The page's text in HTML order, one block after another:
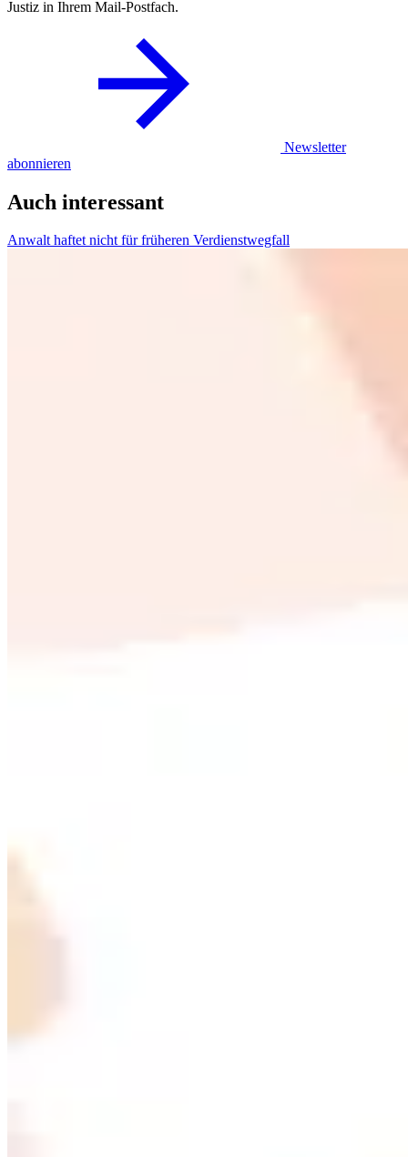
Justiz in Ihrem Mail-Postfach.
Newsletter
abonnieren
Auch interessant
Anwalt haftet nicht für früheren Verdienstwegfall